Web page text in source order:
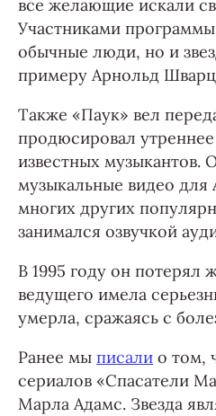
все желающие искали
Участниками
обычные люди, но и
примеру Арнольд
Также «Паук» вел
продюсировал
известных музыкантов.
музыкальные видео для
многих других
занимался озвучкой
В 1995 году он потерял
ведущего имела
умерла, сражаясь с
Ранее мы писали о том,
сериалов «Спасатели
Марла Адамс. Звезда